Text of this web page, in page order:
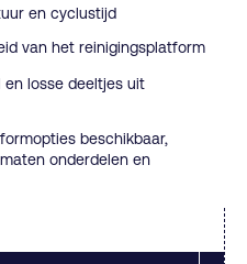
en cyclustijd
van het reinigingsplatform
losse deeltjes uit
beschikbaar,
onderdelen en